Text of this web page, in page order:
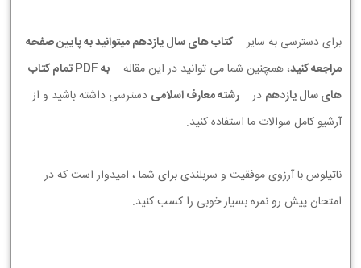
برای دسترسی به سایر
کتاب های سال یازدهم میتوانید به پایین صفحه
مراجعه کنید، همچنین شما می توانید در این مقاله
به PDF تمام کتاب
های سال یازدهم در رشته معارف اسلامی دسترسی داشته باشید و از
آرشیو کامل سوالات ما استفاده کنید.
ناتیلوس با آرزوی موفقیت و سربلندی برای شما ، امیدوار است که در
امتحان پیش رو نمره بسیار خوبی را کسب کنید.